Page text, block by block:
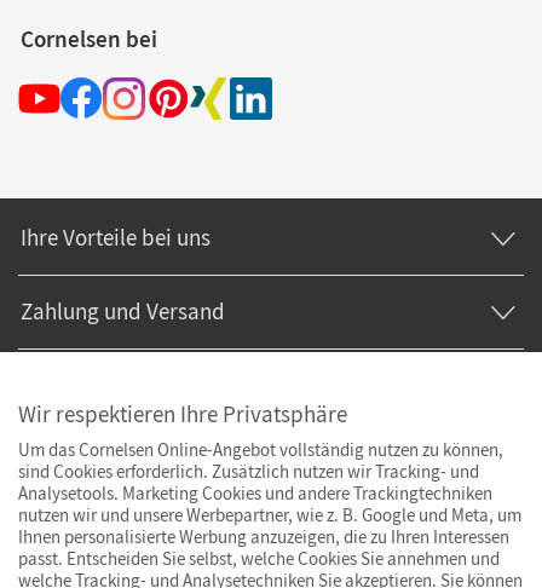
Cornelsen bei
Ihre Vorteile bei uns
Zahlung und Versand
Wir respektieren Ihre Privatsphäre
Um das Cornelsen Online-Angebot vollständig nutzen zu können,
sind Cookies erforderlich. Zusätzlich nutzen wir Tracking- und
Analysetools. Marketing Cookies und andere Trackingtechniken
nutzen wir und unsere Werbepartner, wie z. B. Google und Meta, um
Ihnen personalisierte Werbung anzuzeigen, die zu Ihren Interessen
passt. Entscheiden Sie selbst, welche Cookies Sie annehmen und
welche Tracking- und Analysetechniken Sie akzeptieren. Sie können